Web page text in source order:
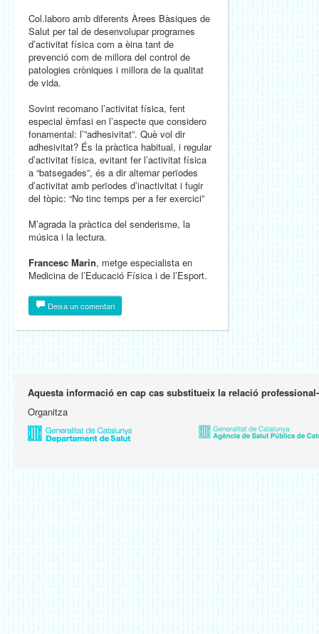
Col.laboro amb diferents Àrees Bàsiques de
Salut per tal de desenvolupar programes
d’activitat física com a èina tant de
prevenció com de millora del control de
patologies cròniques i millora de la qualitat
de vida.
Sovint recomano l’activitat física, fent
especial èmfasi en l’aspecte que considero
fonamental: l’”adhesivitat”. Què vol dir
adhesivitat? És la pràctica habitual, i regular
d’activitat física, evitant fer l’activitat física
a “batsegades”, és a dir alternar perïodes
d’activitat amb perïodes d’inactivitat i fugir
del tòpic: “No tinc temps per a fer exercici”
M’agrada la pràctica del senderisme, la
música i la lectura.
Francesc Marin, metge especialista en
Medicina de l’Educació Física i de l’Esport.
Deixa un comentari
Aquesta informació en cap cas substitueix la relació
Organitza